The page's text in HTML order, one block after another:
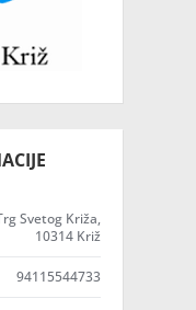
Svetog Križa,
10314 Križ
94115544733